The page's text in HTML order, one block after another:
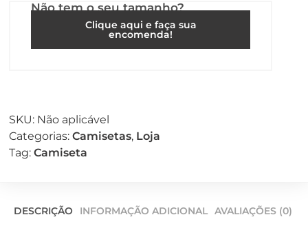
Não tem o seu tamanho?
Clique aqui e faça sua
encomenda!
SKU: Não aplicável
Categorias: Camisetas, Loja
Tag: Camiseta
DESCRIÇÃO INFORMAÇÃO ADICIONAL AVALIAÇÕES (0)